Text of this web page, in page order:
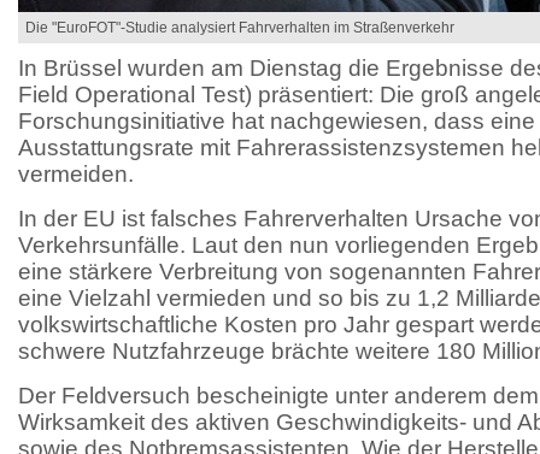
Die "EuroFOT"-Studie analysiert Fahrverhalten im Straßenverkehr
In Brüssel wurden am Dienstag die Ergebnisse
Field Operational Test) präsentiert: Die groß
Forschungsinitiative hat nachgewiesen, dass
Ausstattungsrate mit Fahrerassistenzsystemen
vermeiden.
In der EU ist falsches Fahrerverhalten Ursache
Verkehrsunfälle. Laut den nun vorliegenden
eine stärkere Verbreitung von sogenannten
eine Vielzahl vermieden und so bis zu 1,2
volkswirtschaftliche Kosten pro Jahr gespart
schwere Nutzfahrzeuge brächte weitere 180
Der Feldversuch bescheinigte unter anderem
Wirksamkeit des aktiven Geschwindigkeits- und
sowie des Notbremsassistenten. Wie der